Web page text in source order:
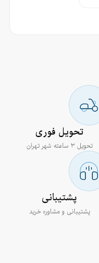
تحویل فوری
تحویل ۳ ساعته شهر تهران
پشتیبانی
پشتیبانی و مشاوره خرید